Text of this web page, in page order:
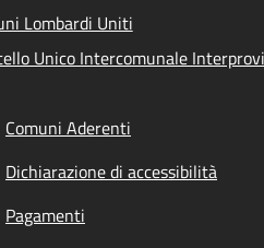
Lombardi Uniti
Unico Intercomunale
Comuni Aderenti
Dichiarazione di accessibilità
Pagamenti